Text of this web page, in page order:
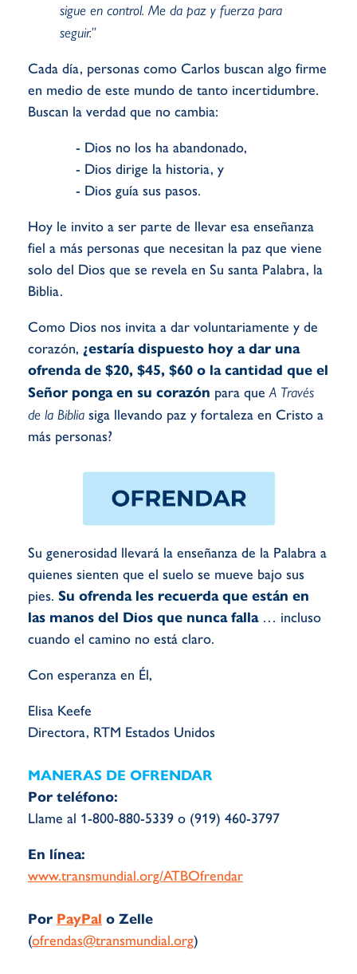
sigue en control. Me da paz y fuerza para
seguir.”
Cada día, personas como Carlos buscan algo firme
en medio de este mundo de tanto incertidumbre.
Buscan la verdad que no cambia:
- Dios no los ha abandonado,
- Dios dirige la historia, y
- Dios guía sus pasos.
Hoy le invito a ser parte de llevar esa enseñanza
fiel a más personas que necesitan la paz que viene
solo del Dios que se revela en Su santa Palabra, la
Biblia.
Como Dios nos invita a dar voluntariamente y de
corazón, ¿estaría dispuesto hoy a dar una
ofrenda de $20, $45, $60 o la cantidad que el
Señor ponga en su corazón para queA Través
de la Biblia siga llevando paz y fortaleza en Cristo a
más personas?
Su generosidad llevará la enseñanza de la Palabra a
quienes sienten que el suelo se mueve bajo sus
pies. Su ofrenda les recuerda que están en
las manos del Dios que nunca falla … incluso
cuando el camino no está claro.
Con esperanza en Él,
Elisa Keefe
Directora, RTM Estados Unidos
MANERAS DE OFRENDAR
Por teléfono:
Llame al 1-800-880-5339 o (919) 460-3797
En línea:
www.transmundial.org/ATBOfrendar
Por PayPal o Zelle
(ofrendas@transmundial.org)